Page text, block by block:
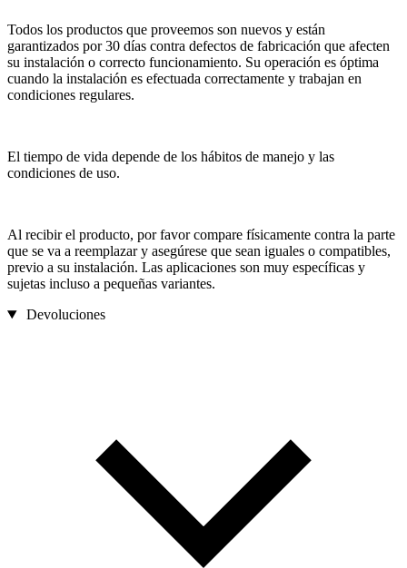
Todos los productos que proveemos son nuevos y están
garantizados por 30 días contra defectos de fabricación que afecten
su instalación o correcto funcionamiento. Su operación es óptima
cuando la instalación es efectuada correctamente y trabajan en
condiciones regulares.
El tiempo de vida depende de los hábitos de manejo y las
condiciones de uso.
Al recibir el producto, por favor compare físicamente contra la parte
que se va a reemplazar y asegúrese que sean iguales o compatibles,
previo a su instalación. Las aplicaciones son muy específicas y
sujetas incluso a pequeñas variantes.
Devoluciones